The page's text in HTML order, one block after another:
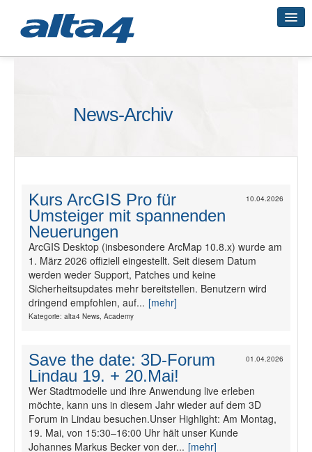
Smart City
3D-Vermessung
News-Archiv
10.04.2026
Kurs ArcGIS Pro für
Umsteiger mit spannenden
Neuerungen
ArcGIS Desktop (insbesondere ArcMap 10.8.x) wurde am
1. März 2026 offiziell eingestellt. Seit diesem Datum
werden weder Support, Patches und keine
Sicherheitsupdates mehr bereitstellen. Benutzern wird
dringend empfohlen, auf... [mehr]
Kategorie: alta4 News, Academy
01.04.2026
Save the date: 3D-Forum
Lindau 19. + 20.Mai!
Wer Stadtmodelle und ihre Anwendung live erleben
möchte, kann uns in diesem Jahr wieder auf dem 3D
Forum in Lindau besuchen.Unser Highlight: Am Montag,
19. Mai, von 15:30–16:00 Uhr hält unser Kunde
Johannes Markus Becker von der... [mehr]